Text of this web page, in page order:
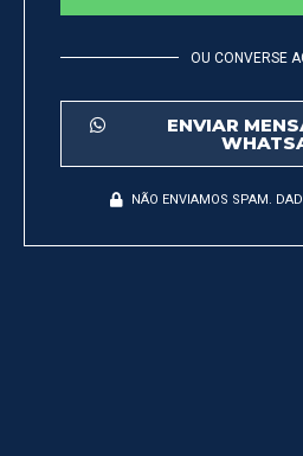
OU CONVERSE
ENVIAR
NÃO ENVIAMOS SPAM.